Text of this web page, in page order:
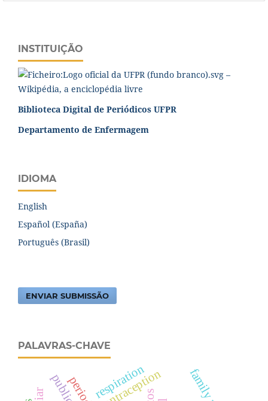
INSTITUIÇÃO
Biblioteca Digital de Periódicos UFPR
Departamento de Enfermagem
IDIOMA
English
Español (España)
Português (Brasil)
ENVIAR SUBMISSÃO
PALAVRAS-CHAVE
contraception
respiration